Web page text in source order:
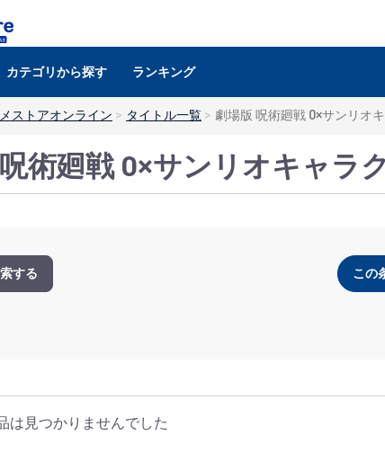
カテゴリから探す ランキング
ストアオンライン タイトル一覧 劇場版 呪術廻戦 0×サンリオ
術廻戦 0×サンリオキャラ
する この
は見つかりませんでした